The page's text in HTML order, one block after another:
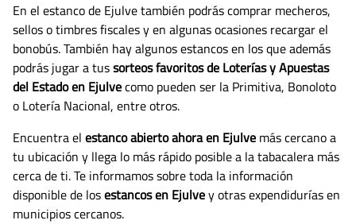
En el estanco de Ejulve también podrás comprar mecheros,
sellos o timbres fiscales y en algunas ocasiones recargar el
bonobús. También hay algunos estancos en los que además
podrás jugar a tussorteos favoritos de Loterías y Apuestas
del Estado en Ejulvecomo pueden ser la Primitiva, Bonoloto
o Lotería Nacional, entre otros.
Encuentra el estanco abierto ahora en Ejulve más cercano a
tu ubicación y llega lo más rápido posible a la tabacalera más
cerca de ti. Te informamos sobre toda la información
disponible de losestancos en Ejulvey otras expendidurías en
municipios cercanos.